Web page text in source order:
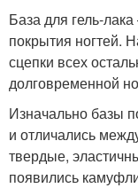
База для гель-
покрытия ногтей.
сцепки всех
долговременной
Изначально базы
и отличались
твердые,
появились